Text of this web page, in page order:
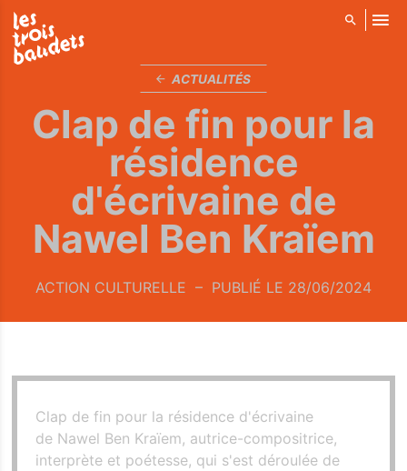
ACTUALITÉS
Clap de fin pour la
résidence
d'écrivaine de
Nawel Ben Kraïem
ACTION CULTURELLE PUBLIÉ LE 28/06/2024
Clap de fin pour la résidence d'écrivaine
de Nawel Ben Kraïem, autrice-compositrice,
interprète et poétesse, qui s'est déroulée de